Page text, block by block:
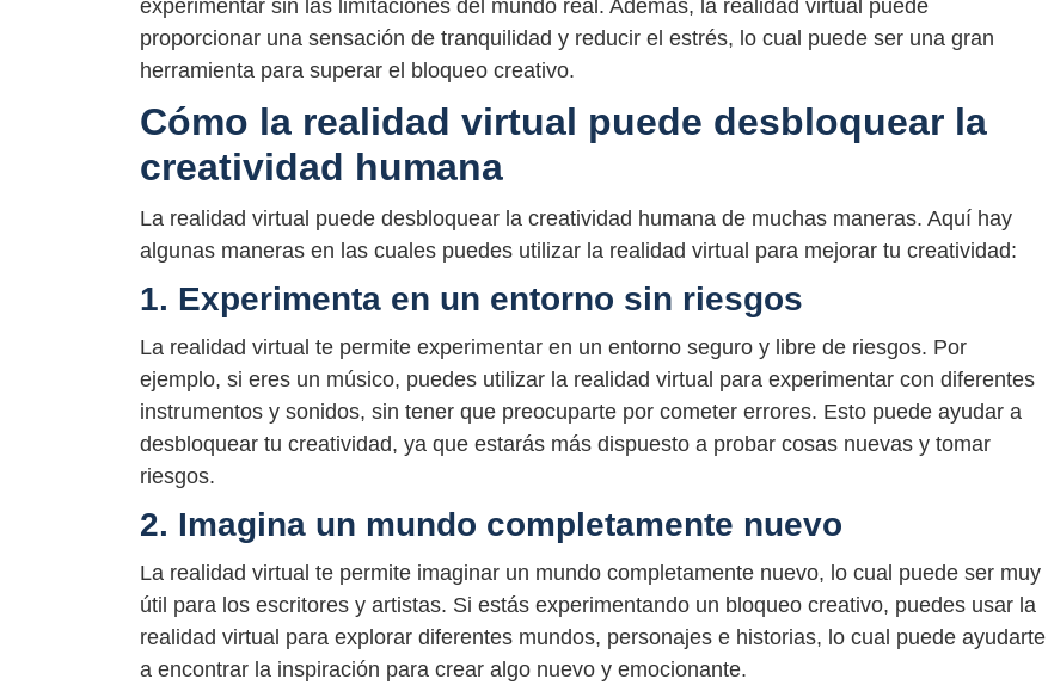
experimentar sin las limitaciones del mundo real. Además, la realidad virtual puede
proporcionar una sensación de tranquilidad y reducir el estrés, lo cual puede ser una gran
herramienta para superar el bloqueo creativo.
Cómo la realidad virtual puede desbloquear la
creatividad humana
La realidad virtual puede desbloquear la creatividad humana de muchas maneras. Aquí hay
algunas maneras en las cuales puedes utilizar la realidad virtual para mejorar tu creatividad:
1. Experimenta en un entorno sin riesgos
La realidad virtual te permite experimentar en un entorno seguro y libre de riesgos. Por
ejemplo, si eres un músico, puedes utilizar la realidad virtual para experimentar con diferentes
instrumentos y sonidos, sin tener que preocuparte por cometer errores. Esto puede ayudar a
desbloquear tu creatividad, ya que estarás más dispuesto a probar cosas nuevas y tomar
riesgos.
2. Imagina un mundo completamente nuevo
La realidad virtual te permite imaginar un mundo completamente nuevo, lo cual puede ser muy
útil para los escritores y artistas. Si estás experimentando un bloqueo creativo, puedes usar la
realidad virtual para explorar diferentes mundos, personajes e historias, lo cual puede ayudarte
a encontrar la inspiración para crear algo nuevo y emocionante.